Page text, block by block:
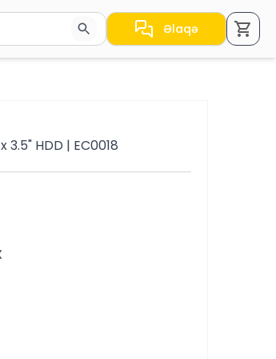
keçid etmək üçün ox
Əlaqə
HDD | EC0018